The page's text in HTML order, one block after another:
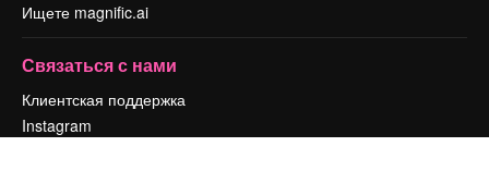
Ищете magnific.ai
Связаться с нами
Клиентская поддержка
Instagram